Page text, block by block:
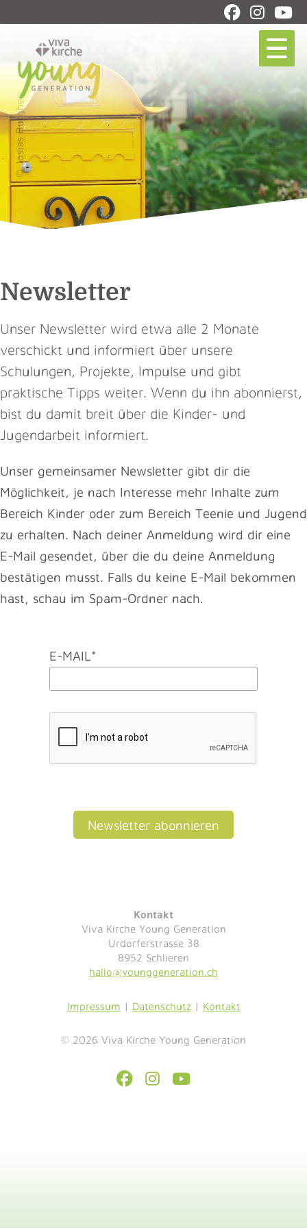
© Josias Burgherr
Newsletter
Unser Newsletter wird etwa alle 2 Monate
verschickt und informiert über unsere
Schulungen, Projekte, Impulse und gibt
praktische Tipps weiter. Wenn du ihn abonnierst,
bist du damit breit über die Kinder- und
Jugendarbeit informiert.
Unser gemeinsamer Newsletter gibt dir die
Möglichkeit, je nach Interesse mehr Inhalte zum
Bereich Kinder oder zum Bereich Teenie und Jugend
zu erhalten. Nach deiner Anmeldung wird dir eine
E-Mail gesendet, über die du deine Anmeldung
bestätigen musst. Falls du keine E-Mail bekommen
hast, schau im Spam-Ordner nach.
E-MAIL*
Newsletter abonnieren
Kontakt
Viva Kirche Young Generation
Urdorferstrasse 38
8952 Schlieren
hallo@younggeneration.ch
Impressum | Datenschutz| Kontakt
© 2026 Viva Kirche Young Generation